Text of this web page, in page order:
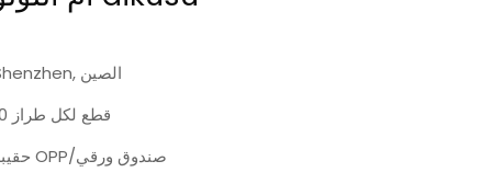
Shenzhen, الصين
10 قطع لكل طراز
حقيبة OPP/صندوق ورقي